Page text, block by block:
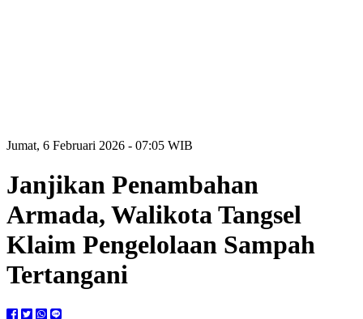
Jumat, 6 Februari 2026 - 07:05 WIB
Janjikan Penambahan
Armada, Walikota Tangsel
Klaim Pengelolaan Sampah
Tertangani